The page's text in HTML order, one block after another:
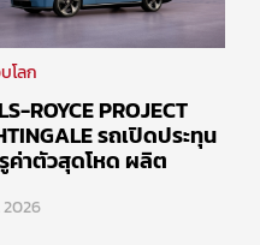
โลก
ROYCE PROJECT
รถเปิดประทุน
ค่าตัวสุดโหด ผลิต
นจำกัด 100 คัน
2026